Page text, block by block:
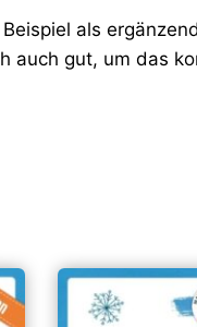
als
auch gut, um das